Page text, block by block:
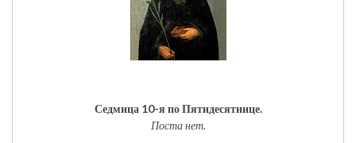
Седмица 10-я по Пятидесятнице.
Поста нет.